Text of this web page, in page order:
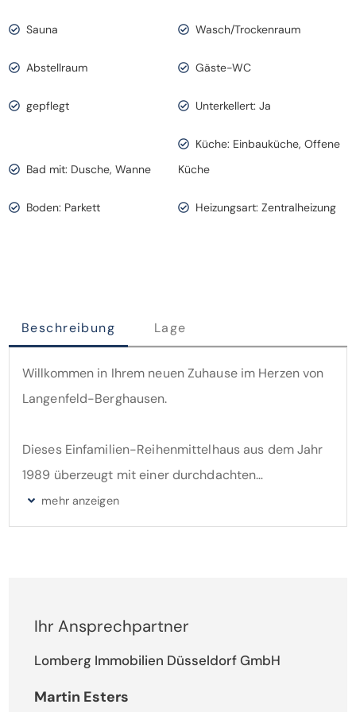
Sauna Wasch/Trockenraum
Abstellraum Gäste-WC
gepflegt Unterkellert: Ja
Bad mit: Dusche, Wanne
Küche: Einbauküche, Offene
Küche
Boden: Parkett Heizungsart: Zentralheizung
Beschreibung Lage
Willkommen in Ihrem neuen Zuhause im Herzen von
Langenfeld-Berghausen.
Dieses Einfamilien-Reihenmittelhaus aus dem Jahr
1989 überzeugt mit einer durchdachten
Raumaufteilung, einer ruhigen Lage in einer
verkehrsberuhigten Spielstraße und einem
und Nutzfläche, aufgeteilt auf Erdgeschoss (41,32 m²
Wohnfläche), erstes Obergeschoss (40,12 m²
sowie einen vollständig ausgebauten Keller (41,10 m²
Ihr Ansprechpartner
Lomberg Immobilien Düsseldorf GmbH
Martin Esters